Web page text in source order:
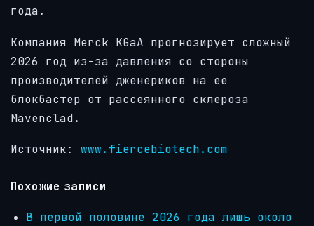
года.
Компания Merck KGaA прогнозирует сложный
2026 год из-за давления со стороны
производителей дженериков на ее
блокбастер от рассеянного склероза
Mavenclad.
Источник: www.fiercebiotech.com
Похожие записи
В первой половине 2026 года лишь около